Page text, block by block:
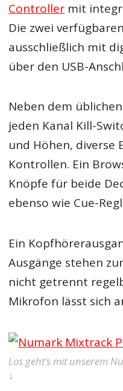
Controller mit
Die zwei
ausschließlich mit
über den USB-
Neben dem
jeden Kanal Kill-
und Höhen, diverse
Kontrollen. Ein
Knöpfe für beide
ebenso wie Cue-
Ein
Ausgänge stehen
nicht getrennt
Mikrofon lässt sich
Los geht’s mit unserem
↓